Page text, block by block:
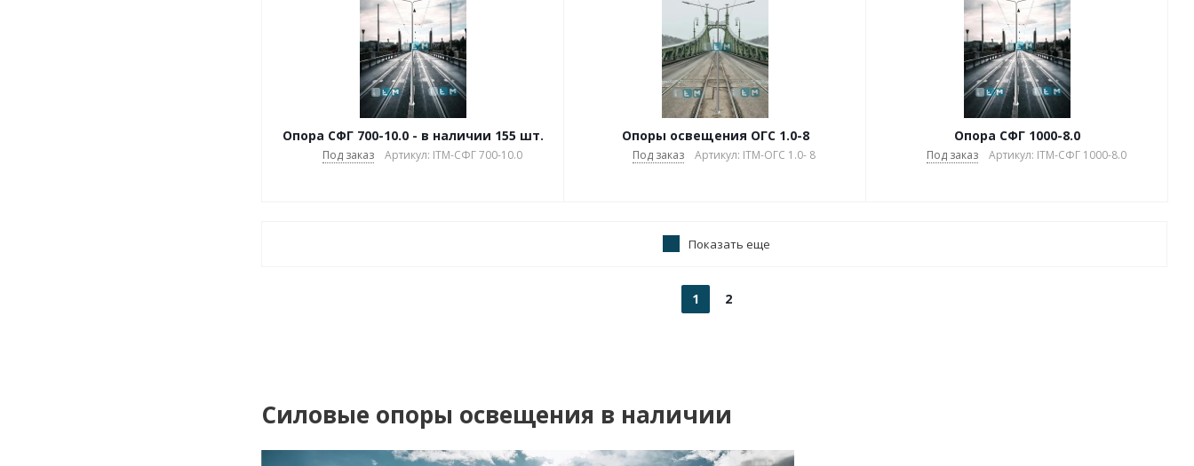
Опора СФГ 700-10.0 - в наличии 155 шт.
Под заказ Артикул: ITM-СФГ 700-10.0
Опоры освещения ОГС 1.0-8
Под заказ Артикул: ITM-ОГС 1.0- 8
Опора СФГ 1000-8.0
Под заказ Артикул: ITM-СФГ 1000-8.0
Показать еще
1 2
Силовые опоры освещения в наличии